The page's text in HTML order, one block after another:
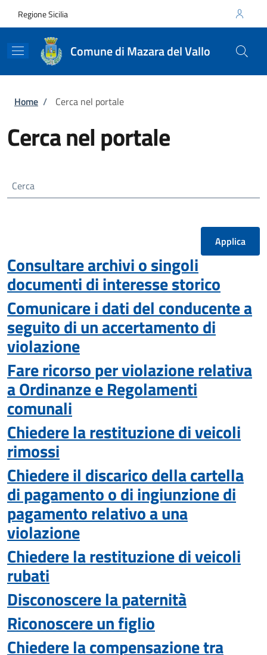
Regione Sicilia
Comune di Mazara del Vallo
Briciole di pane
Home / Cerca nel portale
Cerca nel portale
Cerca
Consultare archivi o singoli
documenti di interesse storico
Comunicare i dati del conducente a
seguito di un accertamento di
violazione
Fare ricorso per violazione relativa
a Ordinanze e Regolamenti
comunali
Chiedere la restituzione di veicoli
rimossi
Chiedere il discarico della cartella
di pagamento o di ingiunzione di
pagamento relativo a una
violazione
Chiedere la restituzione di veicoli
rubati
Disconoscere la paternità
Riconoscere un figlio
Chiedere la compensazione tra